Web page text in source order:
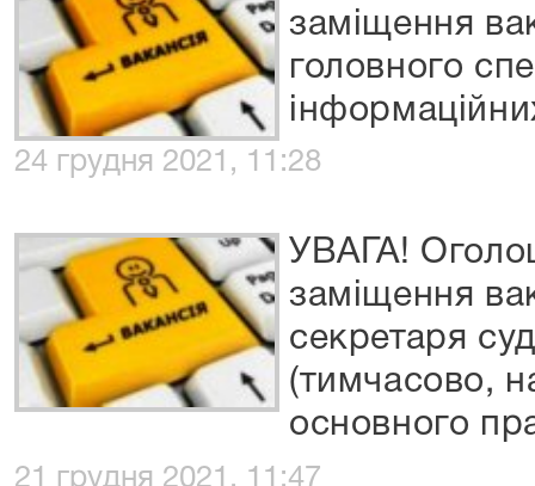
заміщення
головного
24 грудня 2021, 11:28
УВАГА!
заміщення
секретаря
(тимчасово,
основного
21 грудня 2021, 11:47